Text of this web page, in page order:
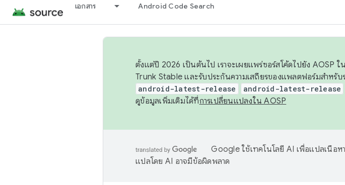
เอกสาร Android Code Search
ตั้งแต่ปี 2026 เป็นต้นไป เราจะเผยแพร่ซอร์สโค้ดไปยัง AOSP
Trunk Stable และรับประกันความเสถียรของแพลตฟอร์มสำหรับ
android-latest-release android-latest-release
ดูข้อมูลเพิ่มเติมได้ที่การเปลี่ยนแปลงใน AOSP
Google ใช้เทคโนโลยี AI เพื่อแปลเนื้อ
แปลโดย AI อาจมีข้อผิดพลาด